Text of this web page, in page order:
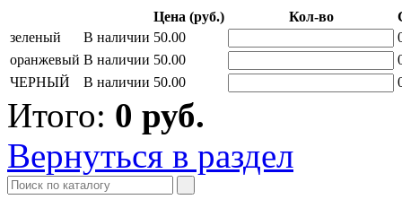
Цена (руб.) Кол-во
зеленый
В наличии 50.00
оранжевый В наличии 50.00
ЧЕРНЫЙ
В наличии 50.00
Итого: 0 руб.
Вернуться в раздел